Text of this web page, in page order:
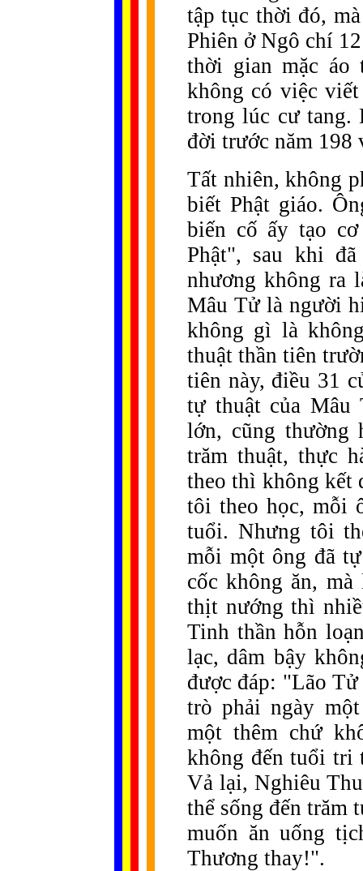
tập tục thời đó,
Phiên ở Ngô chí
thời gian mặc áo
không có việc
trong lúc cư tang.
đời trước năm 198
Tất nhiên, không
biết Phật giáo.
biến cố ấy tạo
Phật", sau khi
nhương không ra
Mâu Tử là người
không gì là
thuật thần tiên
tiên này, điều 31
tự thuật của
lớn, cũng thường
trăm thuật, thực
theo thì không kết
tôi theo học, mỗi
tuổi. Nhưng tôi
mỗi một ông đã
cốc không ăn,
thịt nướng thì
Tinh thần hỗn
lạc, dâm bậy
được đáp: "Lão
trò phải ngày
một thêm chứ
không đến tuổi tri
Vả lại, Nghiêu
thể sống đến trăm
muốn ăn uống
Thương thay!".